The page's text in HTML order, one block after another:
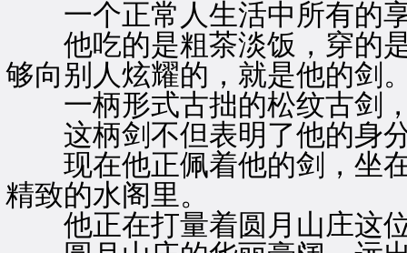
一个正常人生活中所有的享
他吃的是粗茶淡饭，穿的是
够向别人炫耀的，就是他的剑
一柄形式古拙的松纹古剑，
这柄剑不但表明了他的身分
现在他正佩着他的剑，坐在
精致的水阁里。
他正在打量着圆月山庄这位